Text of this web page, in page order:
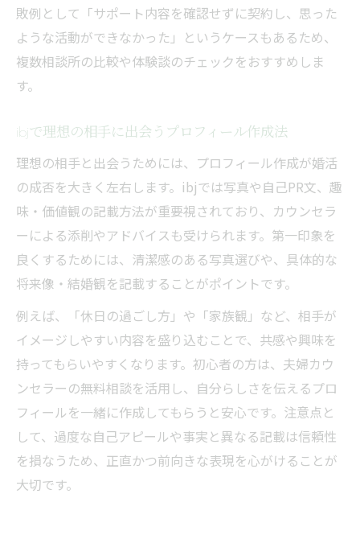
敗例として「サポート内容を確認せずに契約し、思った
ような活動ができなかった」というケースもあるため、
複数相談所の比較や体験談のチェックをおすすめしま
す。
ibjで理想の相手に出会うプロフィール作成法
理想の相手と出会うためには、プロフィール作成が婚活
の成否を大きく左右します。ibjでは写真や自己PR文、趣
味・価値観の記載方法が重要視されており、カウンセラ
ーによる添削やアドバイスも受けられます。第一印象を
良くするためには、清潔感のある写真選びや、具体的な
将来像・結婚観を記載することがポイントです。
例えば、「休日の過ごし方」や「家族観」など、相手が
イメージしやすい内容を盛り込むことで、共感や興味を
持ってもらいやすくなります。初心者の方は、夫婦カウ
ンセラーの無料相談を活用し、自分らしさを伝えるプロ
フィールを一緒に作成してもらうと安心です。注意点と
して、過度な自己アピールや事実と異なる記載は信頼性
を損なうため、正直かつ前向きな表現を心がけることが
大切です。